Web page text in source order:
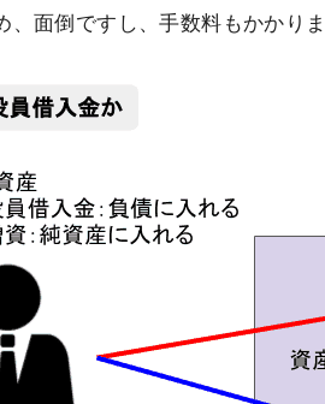
、面倒ですし、手数料もかかりま